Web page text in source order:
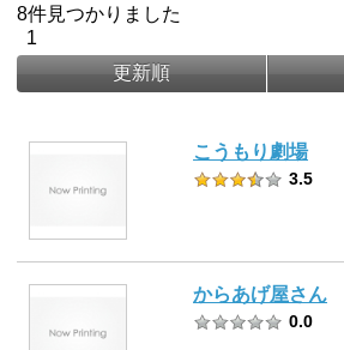
8件見つかりました
1
更新順
こうもり劇場
3.5
からあげ屋さん
0.0